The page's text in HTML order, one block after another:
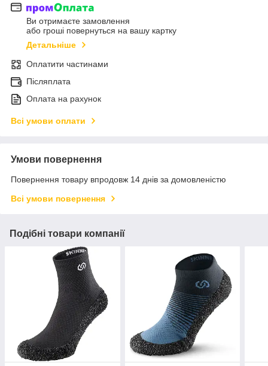
Ви отримаєте замовлення
або гроші повернуться на вашу картку
Детальніше
Оплатити частинами
Післяплата
Оплата на рахунок
Всі умови оплати
Умови повернення
Повернення товару впродовж 14 днів за домовленістю
Всі умови повернення
Подібні товари компанії